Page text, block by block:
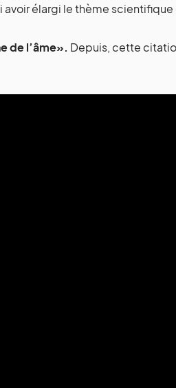
avoir élargi le thème
de l’âme». Depuis, cette